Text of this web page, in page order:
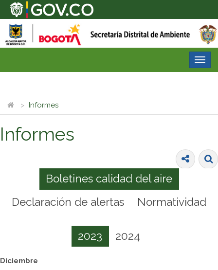
Informes
Informes
Boletines calidad del aire
Declaración de alertas
Normatividad
2023 2024
Diciembre